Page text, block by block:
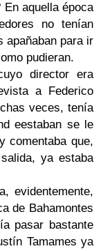
aquella época
no tenían
apañaban para ir
pudieran.
director era
a Federico
veces, tenía
eestaban se le
comentaba que,
ya estaba
evidentemente,
de Bahamontes
pasar bastante
Tamames ya